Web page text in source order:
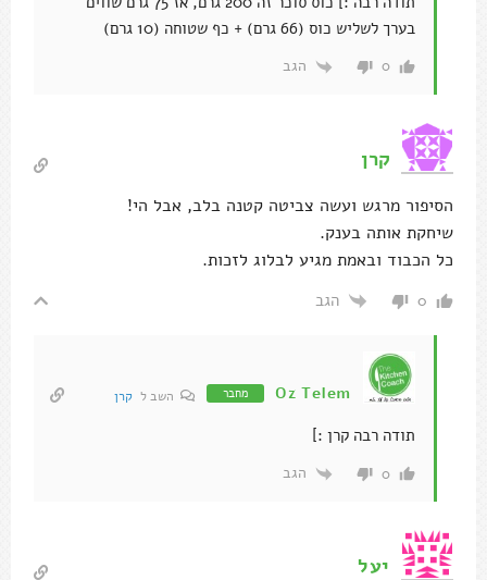
בערך לשליש כוס (66 גרם) + כף שטוחה (10 גרם)
0 הגב
קרן
הסיפור מרגש ועשה צביטה קטנה בלב, אבל הי!
שיחקת אותה בענק.
כל הכבוד ובאמת מגיע לבלוג לזכות.
0 הגב
Oz Telem מחבר השב ל קרן
תודה רבה קרן :]
0 הגב
יעל